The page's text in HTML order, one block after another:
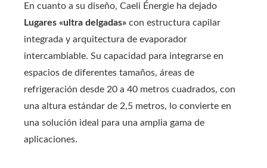
En cuanto a su diseño, Caeli Énergie ha dejado
Lugares «ultra delgadas» con estructura capilar
integrada y arquitectura de evaporador
intercambiable. Su capacidad para integrarse en
espacios de diferentes tamaños, áreas de
refrigeración desde 20 a 40 metros cuadrados, con
una altura estándar de 2,5 metros, lo convierte en
una solución ideal para una amplia gama de
aplicaciones.